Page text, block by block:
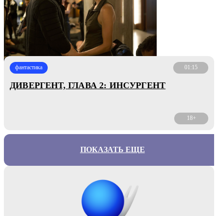
фантастика 01:15
ДИВЕРГЕНТ, ГЛАВА 2: ИНСУРГЕНТ
18+
ПОКАЗАТЬ ЕЩЕ